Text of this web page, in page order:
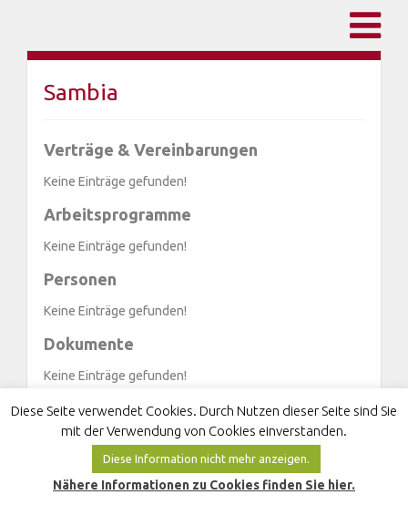
Sambia
Verträge & Vereinbarungen
Keine Einträge gefunden!
Arbeitsprogramme
Keine Einträge gefunden!
Personen
Keine Einträge gefunden!
Dokumente
Keine Einträge gefunden!
Diese Seite verwendet Cookies. Durch Nutzen dieser Seite sind Sie
mit der Verwendung von Cookies einverstanden.
Diese Information nicht mehr anzeigen.
Nähere Informationen zu Cookies finden Sie hier.